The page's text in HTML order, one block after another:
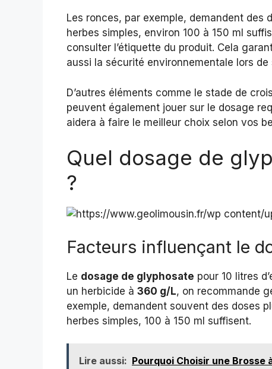
Les ronces, par exemple, demandent des
herbes simples, environ 100 à 150 ml
consulter l’étiquette du produit. Cela
aussi la sécurité environnementale lors de
D’autres éléments comme le stade de
peuvent également jouer sur le dosage
aidera à faire le meilleur choix selon vos
Quel dosage de
?
Facteurs influençant le
Le dosage de glyphosate pour 10 litres
un herbicide à 360 g/L, on recommande
exemple, demandent souvent des doses
herbes simples, 100 à 150 ml suffisent.
Lire aussi: Pourquoi Choisir une Brosse